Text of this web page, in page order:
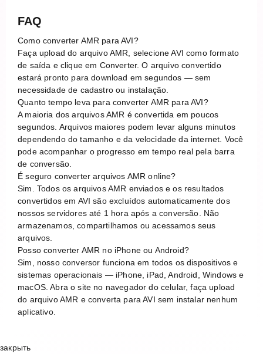
FAQ
Como converter AMR para AVI?
Faça upload do arquivo AMR, selecione AVI como formato
de saída e clique em Converter. O arquivo convertido
estará pronto para download em segundos — sem
necessidade de cadastro ou instalação.
Quanto tempo leva para converter AMR para AVI?
A maioria dos arquivos AMR é convertida em poucos
segundos. Arquivos maiores podem levar alguns minutos
dependendo do tamanho e da velocidade da internet. Você
pode acompanhar o progresso em tempo real pela barra
de conversão.
É seguro converter arquivos AMR online?
Sim. Todos os arquivos AMR enviados e os resultados
convertidos em AVI são excluídos automaticamente dos
nossos servidores até 1 hora após a conversão. Não
armazenamos, compartilhamos ou acessamos seus
arquivos.
Posso converter AMR no iPhone ou Android?
Sim, nosso conversor funciona em todos os dispositivos e
sistemas operacionais — iPhone, iPad, Android, Windows e
macOS. Abra o site no navegador do celular, faça upload
do arquivo AMR e converta para AVI sem instalar nenhum
aplicativo.
закрыть